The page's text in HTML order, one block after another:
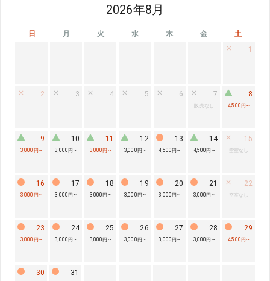
2026年8月
日 月 火 水 木 金
土
1
2 3 4 5 6 7
販売なし
8
4,500円 ~
9
3,000円 ~
10
3,000円 ~
11
3,000円 ~
12
3,000円 ~
13
4,500円 ~
14
4,500円 ~
15
空室なし
16
3,000円 ~
17
3,000円 ~
18
3,000円 ~
19
3,000円 ~
20
3,000円 ~
21
3,000円 ~
22
空室なし
23
3,000円 ~
24
3,000円 ~
25
3,000円 ~
26
3,000円 ~
27
3,000円 ~
28
3,000円 ~
29
4,500円 ~
30 31